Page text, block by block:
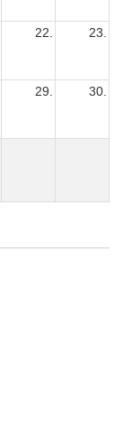
22. 23.
29. 30.